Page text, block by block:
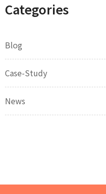
Categories
Blog
Case-Study
News